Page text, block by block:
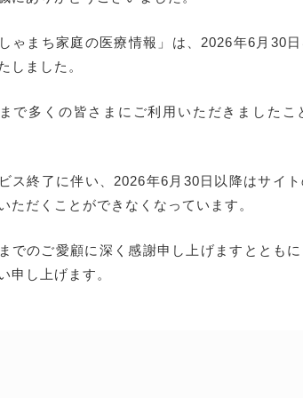
しゃまち家庭の医療情報」は、2026年6月30
しました。
で多くの皆さまにご利用いただきましたこ
ス終了に伴い、2026年6月30日以降はサイ
ただくことができなくなっています。
でのご愛顧に深く感謝申し上げますととも
申し上げます。